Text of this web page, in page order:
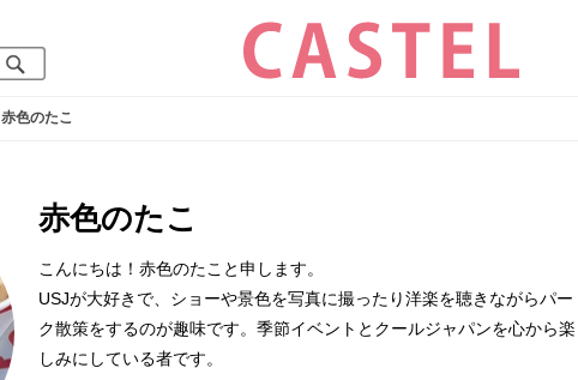
赤色のたこ
赤色のたこ
こんにちは！赤色のたこと申します。
USJが大好きで、ショーや景色を写真に撮ったり洋楽を聴きながらパー
ク散策をするのが趣味です。季節イベントとクールジャパンを心から楽
しみにしている者です。